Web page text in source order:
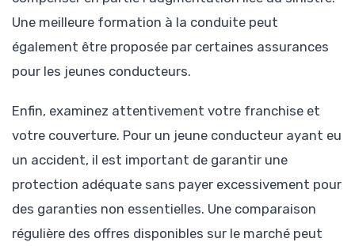
Une meilleure formation à la conduite peut
également être proposée par certaines assurances
pour les jeunes conducteurs.
Enfin, examinez attentivement votre franchise et
votre couverture. Pour un jeune conducteur ayant eu
un accident, il est important de garantir une
protection adéquate sans payer excessivement pour
des garanties non essentielles. Une comparaison
régulière des offres disponibles sur le marché peut